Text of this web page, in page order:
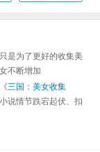
是为了更好的收集美
不断增加
三国：美女收集
说情节跌宕起伏、扣